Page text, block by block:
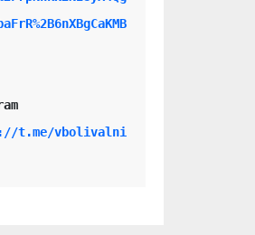
Telegram
t.me/vbolivalni